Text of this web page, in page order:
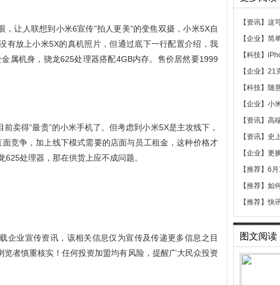
，让人联想到小米6宣传”拍人更美”的变焦双摄，小米5X自
有放上小米5X的真机照片，但通过底下一行配置介绍，我
属机身，骁龙625处理器搭配4GB内存。售价居然要1999
卖得“最贵”的小米手机了。但考虑到小米5X是主攻线下，
竞争，加上线下模式需要的店面与员工租金，这种价格才
处理器，那在供货上应不成问题。
企业宣传资讯，该相关信息仅为宣传及传递更多信息之目
者慎重核实！任何投资加盟均有风险，提醒广大民众投资
【资讯】 这
【企业】 简
【科技】
【企业】 21
【科技】 随
【企业】 小
【资讯】 高
【资讯】 史
【企业】 更
【推荐】 6月
【推荐】 如
【推荐】快
图文阅读